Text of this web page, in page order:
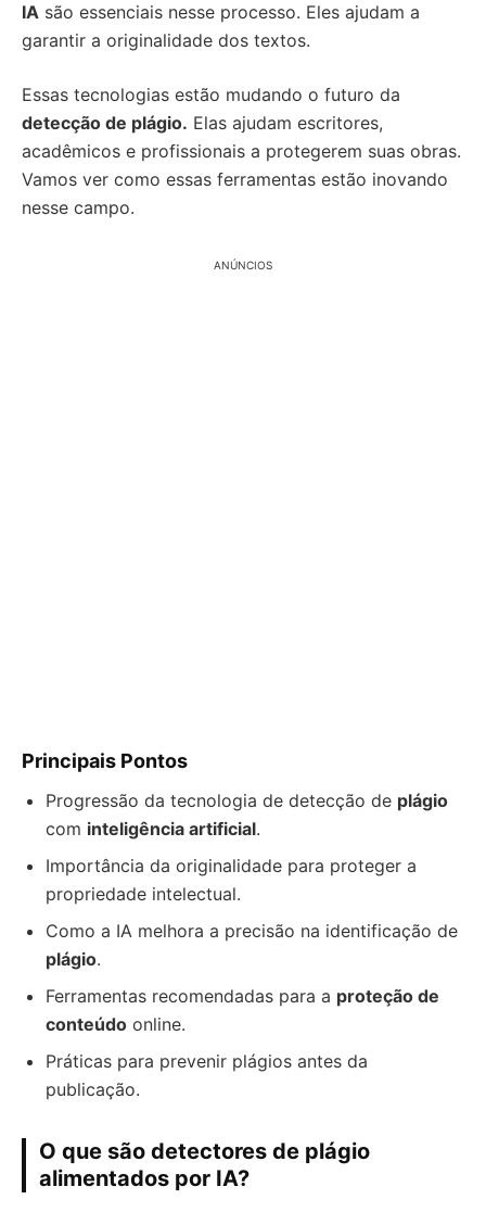
IA são essenciais nesse processo. Eles ajudam a
garantir a originalidade dos textos.
Essas tecnologias estão mudando o futuro da
detecção de plágio. Elas ajudam escritores,
acadêmicos e profissionais a protegerem suas obras.
Vamos ver como essas ferramentas estão inovando
nesse campo.
ANÚNCIOS
Principais Pontos
Progressão da tecnologia de detecção de plágio
com inteligência artificial.
Importância da originalidade para proteger a
propriedade intelectual.
Como a IA melhora a precisão na identificação de
plágio.
Ferramentas recomendadas para a proteção de
conteúdo online.
Práticas para prevenir plágios antes da
publicação.
O que são detectores de plágio
alimentados por IA?